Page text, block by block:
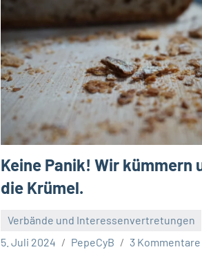
Keine Panik! Wir kümmern
die Krümel.
Verbände und Interessenvertretungen
5. Juli 2024
PepeCyB 3 Kommentare